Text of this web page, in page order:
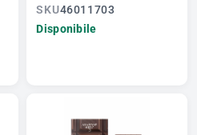
SKU46011703
Disponibile